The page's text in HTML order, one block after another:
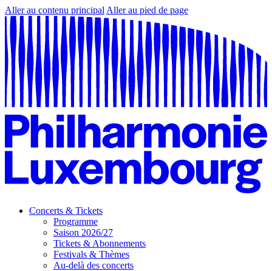
Aller au contenu principal Aller au pied de page
Concerts & Tickets
Programme
Saison 2026/27
Tickets & Abonnements
Festivals & Thèmes
Au-delà des concerts